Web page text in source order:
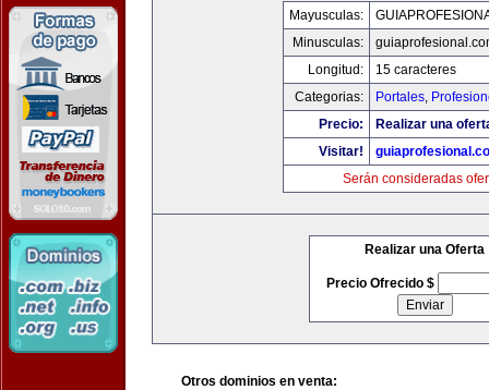
Mayusculas:
Minusculas:
Longitud:
15 caracteres
Categorias:
Portales,
Precio:
Realizar una
Visitar!
Serán consideradas
Realizar una Oferta
Precio Ofrecido $
Otros dominios en venta: